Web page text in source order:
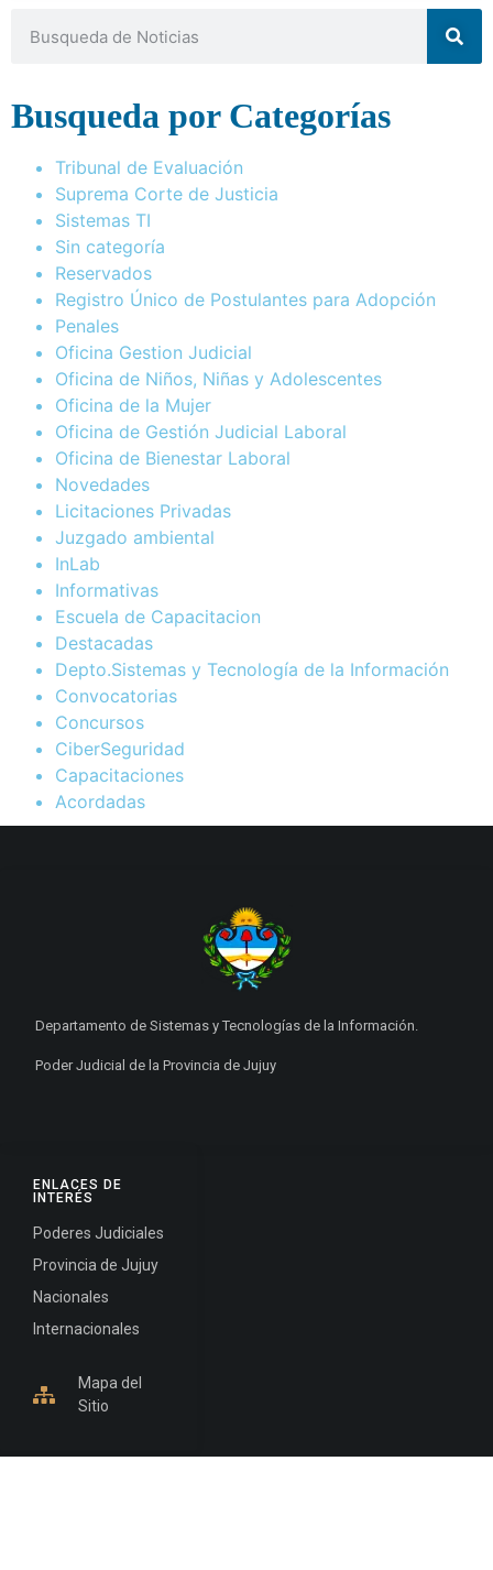
Busqueda por Categorías
Tribunal de Evaluación
Suprema Corte de Justicia
Sistemas TI
Sin categoría
Reservados
Registro Único de Postulantes para Adopción
Penales
Oficina Gestion Judicial
Oficina de Niños, Niñas y Adolescentes
Oficina de la Mujer
Oficina de Gestión Judicial Laboral
Oficina de Bienestar Laboral
Novedades
Licitaciones Privadas
Juzgado ambiental
InLab
Informativas
Escuela de Capacitacion
Destacadas
Depto.Sistemas y Tecnología de la Información
Convocatorias
Concursos
CiberSeguridad
Capacitaciones
Acordadas
ENLACES DE
INTERÉS
Poderes Judiciales
Provincia de Jujuy
Nacionales
Internacionales
Mapa del
Sitio
Departamento de Sistemas y Tecnologías de la Información.
Poder Judicial de la Provincia de Jujuy